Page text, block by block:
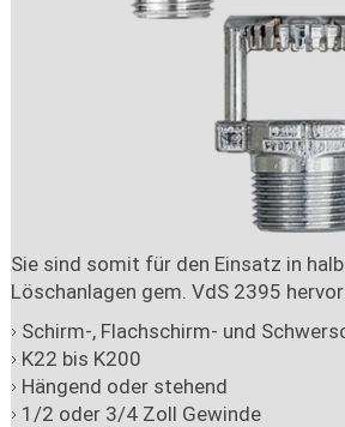
Sie sind somit für den Einsatz in
Löschanlagen gem. VdS 2395
Schirm-, Flachschirm- und
K22 bis K200
Hängend oder stehend
1/2 oder 3/4 Zoll Gewinde